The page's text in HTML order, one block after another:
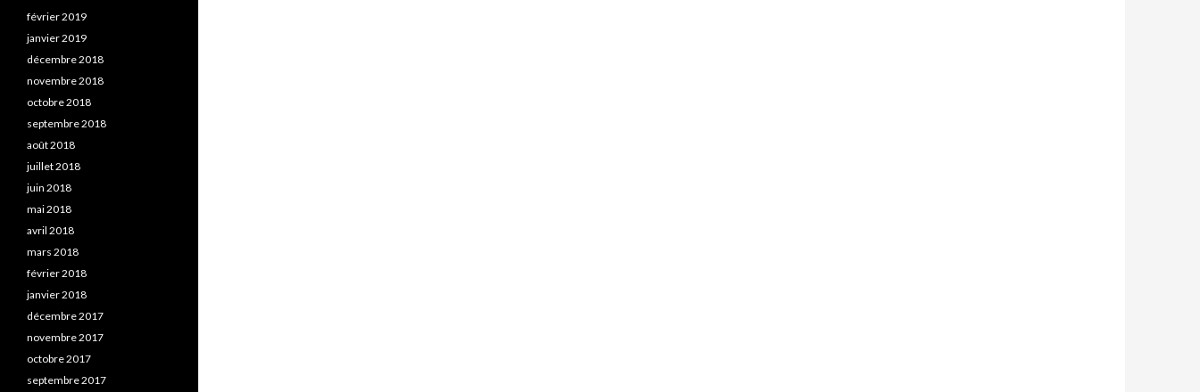
février 2019
janvier 2019
décembre 2018
novembre 2018
octobre 2018
septembre 2018
août 2018
juillet 2018
juin 2018
mai 2018
avril 2018
mars 2018
février 2018
janvier 2018
décembre 2017
novembre 2017
octobre 2017
septembre 2017